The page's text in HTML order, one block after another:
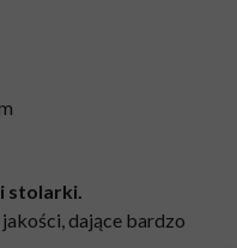
stolarki.
dające bardzo